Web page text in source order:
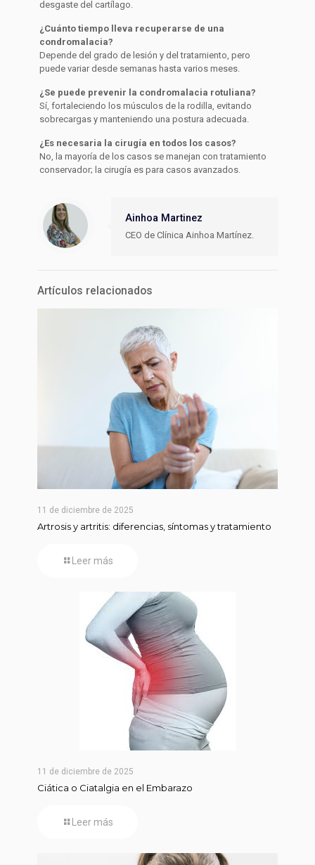
desgaste del cartílago.
¿Cuánto tiempo lleva recuperarse de una
condromalacia?
Depende del grado de lesión y del tratamiento, pero
puede variar desde semanas hasta varios meses.
¿Se puede prevenir la condromalacia rotuliana?
Sí, fortaleciendo los músculos de la rodilla, evitando
sobrecargas y manteniendo una postura adecuada.
¿Es necesaria la cirugía en todos los casos?
No, la mayoría de los casos se manejan con tratamiento
conservador; la cirugía es para casos avanzados.
Ainhoa Martinez
CEO de Clínica Ainhoa Martínez.
Artículos relacionados
11 de diciembre de 2025
Artrosis y artritis: diferencias, síntomas y tratamiento
Leer más
11 de diciembre de 2025
Ciática o Ciatalgia en el Embarazo
Leer más